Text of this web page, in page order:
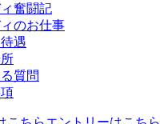
奮闘記
のお仕事
遇
質問